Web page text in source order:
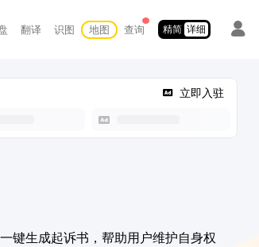
翻译 识图 地图 查询 精简 详细
立即入驻
键生成起诉书，帮助用户维护自身权